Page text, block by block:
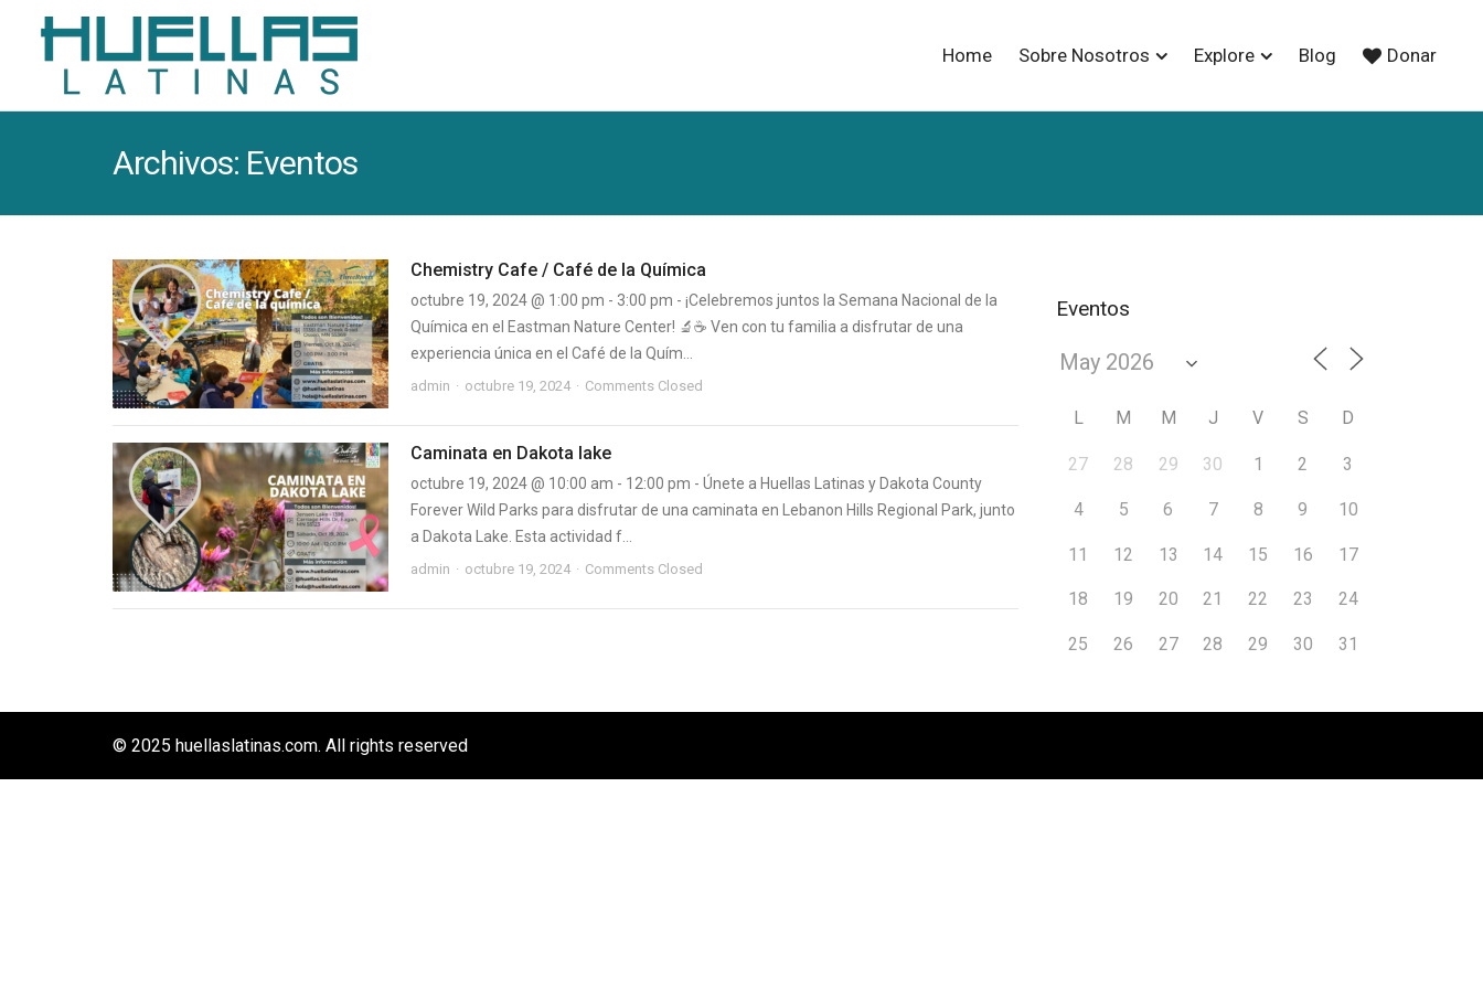
Home Sobre Nosotros Explore Blog Donar
Archivos: Eventos
Chemistry Cafe / Café de la Química
octubre 19, 2024 @ 1:00 pm - 3:00 pm - ¡Celebremos juntos la Semana Nacional de la
Química en el Eastman Nature Center! 🔬☕ Ven con tu familia a disfrutar de una
experiencia única en el Café de la Quím...
admin octubre 19, 2024 Comments Closed
Caminata en Dakota lake
octubre 19, 2024 @ 10:00 am - 12:00 pm - Únete a Huellas Latinas y Dakota County
Forever Wild Parks para disfrutar de una caminata en Lebanon Hills Regional Park, junto
a Dakota Lake. Esta actividad f...
admin octubre 19, 2024 Comments Closed
Eventos
L M M J V S D
27 28 29 30 1 2 3
4 5 6 7 8 9 10
11 12 13 14 15 16 17
18 19 20 21 22 23 24
25 26 27 28 29 30 31
© 2025 huellaslatinas.com. All rights reserved